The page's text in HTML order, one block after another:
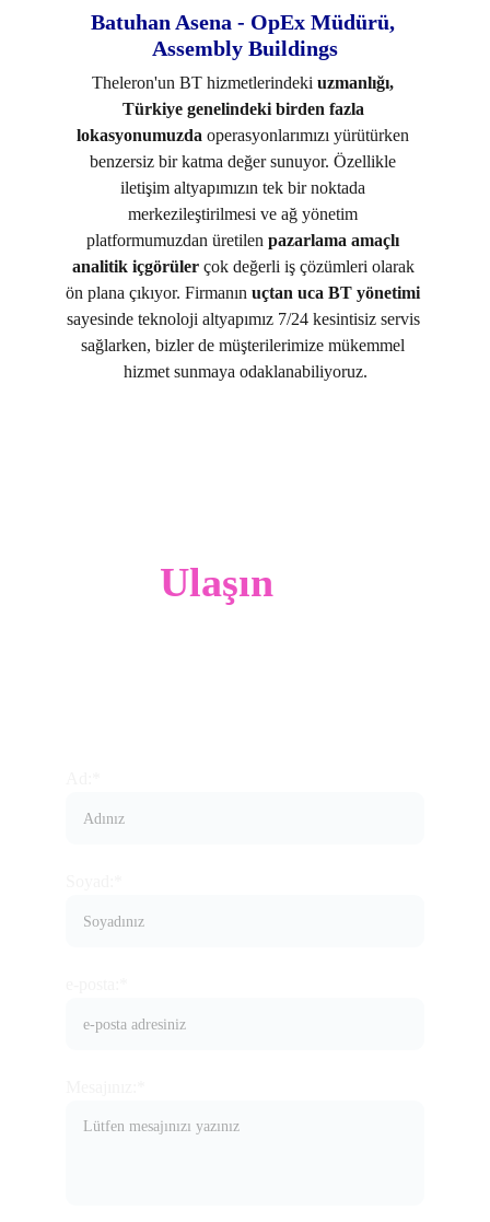
Batuhan Asena - OpEx Müdürü,
Assembly Buildings
Theleron'un BT hizmetlerindeki uzmanlığı,
Türkiye genelindeki birden fazla
lokasyonumuzda operasyonlarımızı yürütürken
benzersiz bir katma değer sunuyor. Özellikle
iletişim altyapımızın tek bir noktada
merkezileştirilmesi ve ağ yönetim
platformumuzdan üretilen pazarlama amaçlı
analitik içgörüler çok değerli iş çözümleri olarak
ön plana çıkıyor. Firmanın uçtan uca BT yönetimi
sayesinde teknoloji altyapımız 7/24 kesintisiz servis
sağlarken, bizler de müşterilerimize mükemmel
hizmet sunmaya odaklanabiliyoruz.
Ulaşın